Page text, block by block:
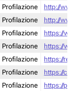
Profilazione
http://
Profilazione
http://
Profilazione
https://
Profilazione
https://
Profilazione
https://
Profilazione
https://
Profilazione
https://